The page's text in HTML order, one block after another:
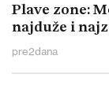
Plave zone:
najduže i
pre2dana